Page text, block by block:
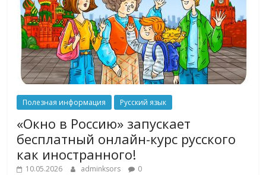
Полезная информация Русский язык
«Окно в Россию» запускает
бесплатный онлайн-курс русского
как иностранного!
10.05.2026 adminksors 0